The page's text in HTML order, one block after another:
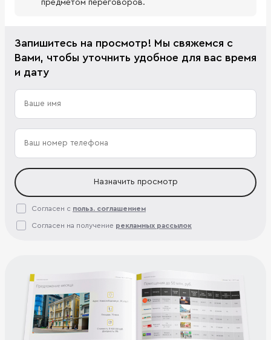
предметом переговоров.
Запишитесь на просмотр! Мы свяжемся с
Вами, чтобы уточнить удобное для вас время
и дату
Назначить просмотр
Согласен с польз. соглашением
Согласен на получение рекламных рассылок